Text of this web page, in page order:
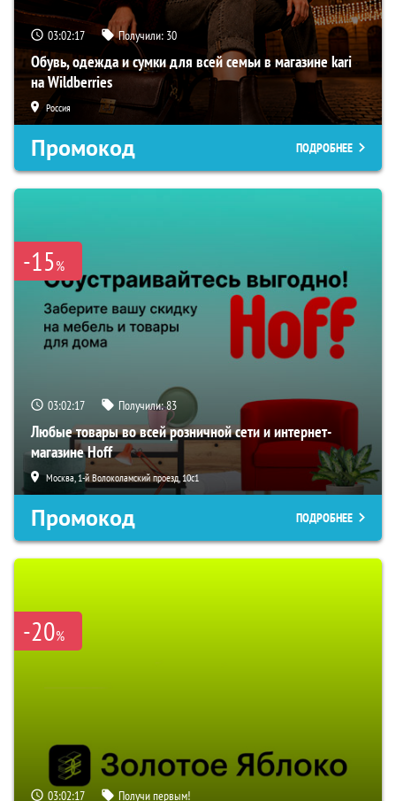
03:02:16 Получили: 30
Обувь, одежда и сумки для всей семьи в магазине kari
на Wildberries
Россия
Промокод ПОДРОБНЕЕ
-15%
03:02:16 Получили:83
Любые товары во всей розничной сети и интернет-
магазине Hoff
Москва, 1-й Волоколамский проезд, 10с1
Промокод ПОДРОБНЕЕ
-20%
03:02:16 Получи первым!